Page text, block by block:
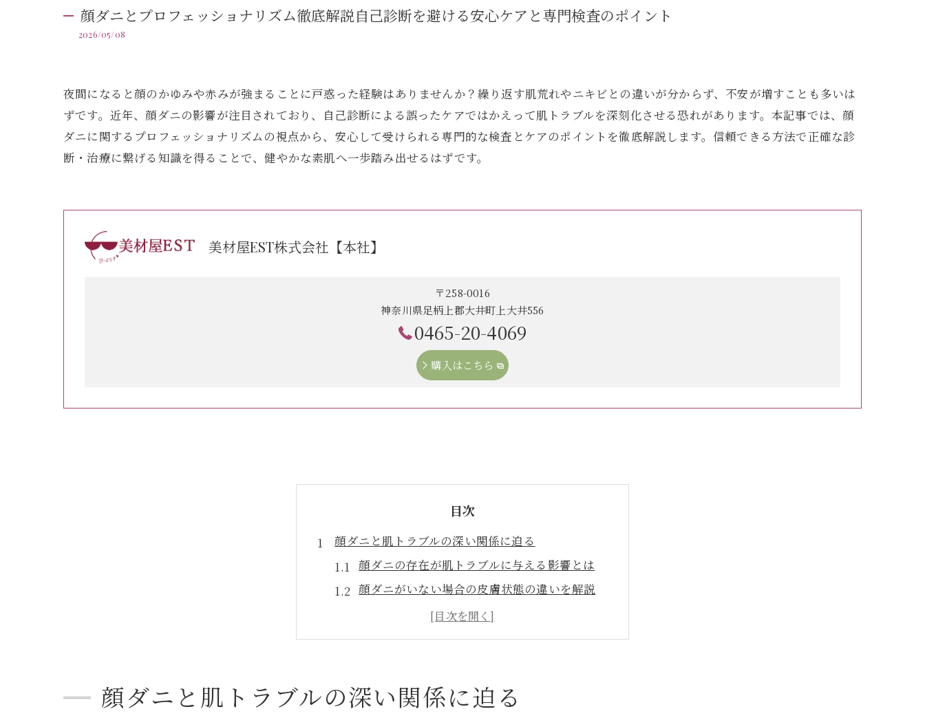
顔ダニとプロフェッショナリズム徹底解説自己診断を避ける安心ケアと専門検査のポイント
2026/05/08
夜間になると顔のかゆみや赤みが強まることに戸惑った経験はありませんか？繰り返す肌荒れやニキビとの違いが分からず、不安が増すことも多いは
ずです。近年、顔ダニの影響が注目されており、自己診断による誤ったケアではかえって肌トラブルを深刻化させる恐れがあります。本記事では、顔
ダニに関するプロフェッショナリズムの視点から、安心して受けられる専門的な検査とケアのポイントを徹底解説します。信頼できる方法で正確な診
断・治療に繋げる知識を得ることで、健やかな素肌へ一歩踏み出せるはずです。
美材屋EST株式会社【本社】
〒258-0016
神奈川県足柄上郡大井町上大井556
0465-20-4069
購入はこちら
目次
顔ダニと肌トラブルの深い関係に迫る
顔ダニの存在が肌トラブルに与える影響とは
顔ダニがいない場合の皮膚状態の違いを解説
顔ダニとなぜ共存しているのかを専門的に分析
顔ダニによる症状や写真から読み解く注意点
症状や赤みに悩むなら顔ダニを再確認
顔ダニによる症状と他トラブルの見分け方
顔ダニと肌トラブルの深い関係に迫る